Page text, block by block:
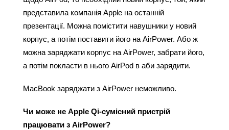
представила компанія Apple на останній
презентації. Можна помістити навушники у новий
корпус, а потім поставити його на AirPower. Або ж
можна заряджати корпус на AirPower, забрати його,
а потім покласти в нього AirPod в аби зарядити.
MacBook заряджати з AirPower неможливо.
Чи може не Apple Qi-сумісний пристрій
працювати з AirPower?